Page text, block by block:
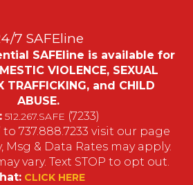
7 SAFEline
SAFEline is available for
VIOLENCE, SEXUAL
TRAFFICKING, and CHILD
ABUSE.
512.267.SAFE (7233)
to 737.888.7233 visit our page
Msg & Data Rates may apply.
vary. Text STOP to opt out.
CLICK HERE